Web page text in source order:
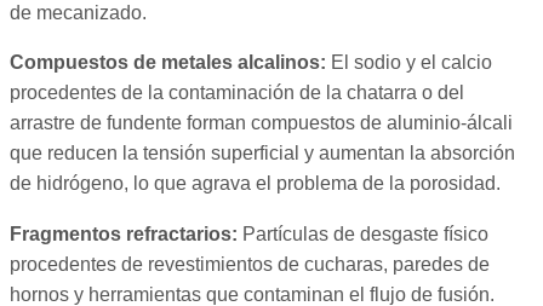
de mecanizado.
Compuestos de metales alcalinos: El sodio y el calcio
procedentes de la contaminación de la chatarra o del
arrastre de fundente forman compuestos de aluminio-álcali
que reducen la tensión superficial y aumentan la absorción
de hidrógeno, lo que agrava el problema de la porosidad.
Fragmentos refractarios: Partículas de desgaste físico
procedentes de revestimientos de cucharas, paredes de
hornos y herramientas que contaminan el flujo de fusión.